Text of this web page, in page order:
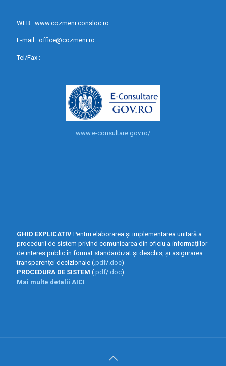
WEB : www.cozmeni.consloc.ro
E-mail : office@cozmeni.ro
Tel/Fax :
www.e-consultare.gov.ro/
GHID EXPLICATIV Pentru elaborarea și implementarea unitară a
procedurii de sistem privind comunicarea din oficiu a informațiilor
de interes public în format standardizat și deschis, și asigurarea
transparenței decizionale (.pdf/.doc)
PROCEDURA DE SISTEM (.pdf/.doc)
Mai multe detalii AICI